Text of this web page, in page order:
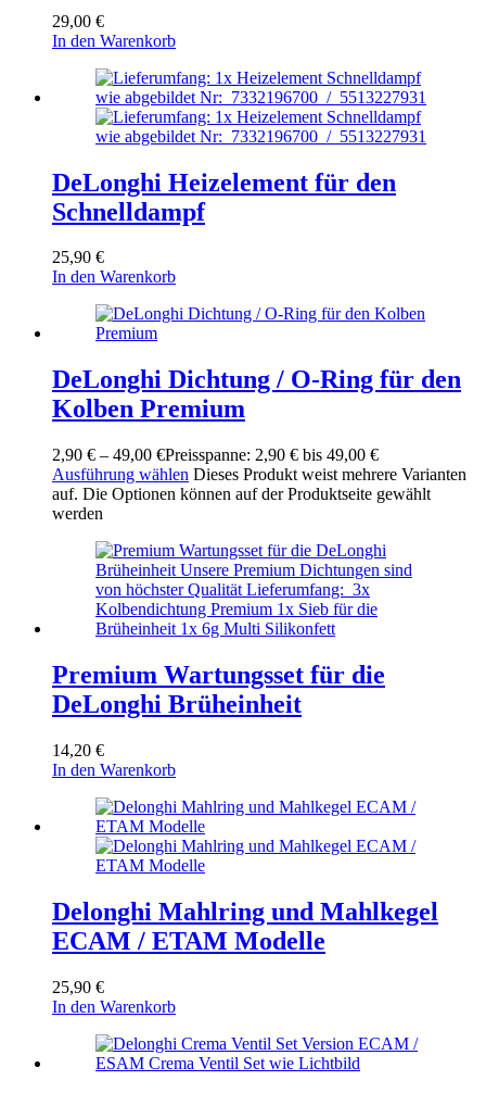
29,00 €
In den Warenkorb
DeLonghi Heizelement für den
Schnelldampf
25,90 €
In den Warenkorb
DeLonghi Dichtung / O-Ring für den
Kolben Premium
2,90 € – 49,00 €Preisspanne: 2,90 € bis 49,00 €
Ausführung wählen Dieses Produkt weist mehrere Varianten
auf. Die Optionen können auf der Produktseite gewählt
werden
Premium Wartungsset für die
DeLonghi Brüheinheit
14,20 €
In den Warenkorb
Delonghi Mahlring und Mahlkegel
ECAM / ETAM Modelle
25,90 €
In den Warenkorb